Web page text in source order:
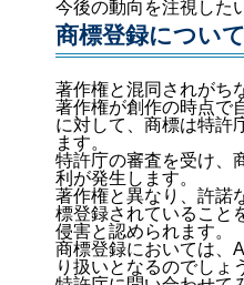
今後の動向を注視した
商標登録について
著作権と混同されがち
著作権が創作の時点で
に対して、商標は特許
ます。
特許庁の審査を受け、
利が発生します。
著作権と異なり、許諾
標登録されていること
侵害と認められます。
商標登録においては、
り扱いとなるのでしょ